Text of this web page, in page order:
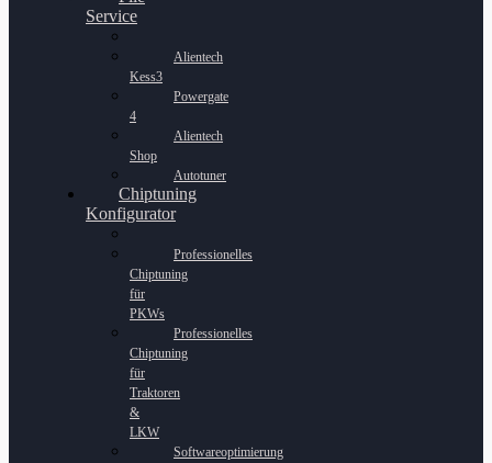
Service
Alientech
Kess3
Powergate
4
Alientech
Shop
Autotuner
Chiptuning
Konfigurator
Professionelles
Chiptuning
für
PKWs
Professionelles
Chiptuning
für
Traktoren
&
LKW
Softwareoptimierung